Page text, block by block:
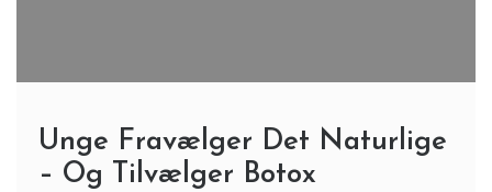
Unge Fravælger Det Naturlige
– Og Tilvælger Botox